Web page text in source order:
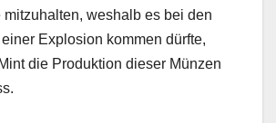
mitzuhalten, weshalb es bei den
Explosion kommen dürfte,
die Produktion dieser Münzen